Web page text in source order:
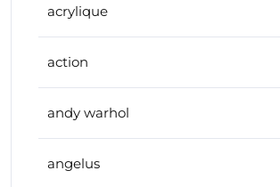
acrylique
action
andy warhol
angelus